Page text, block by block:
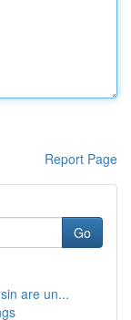
Report Page
Go
are un...